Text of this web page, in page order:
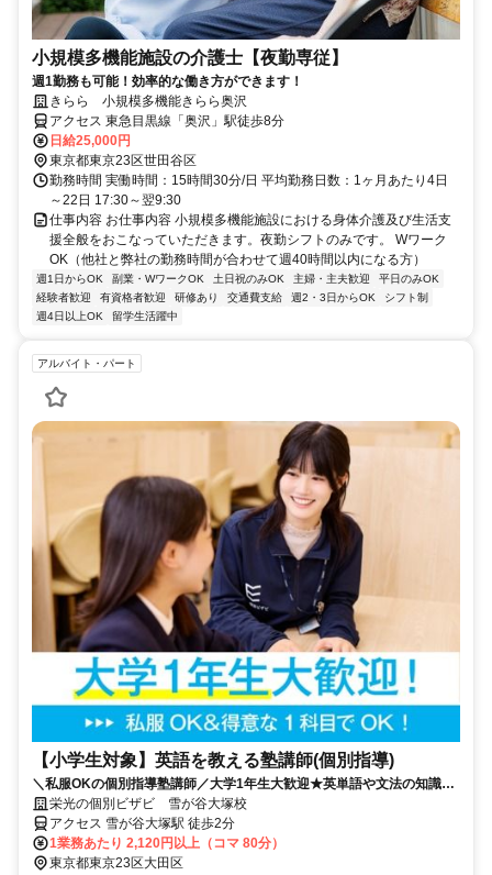
小規模多機能施設の介護士【夜勤専従】
週1勤務も可能！効率的な働き方ができます！
きらら 小規模多機能きらら奥沢
アクセス 東急目黒線「奥沢」駅徒歩8分
日給25,000円
東京都東京23区世田谷区
勤務時間 実働時間：15時間30分/日 平均勤務日数：1ヶ月あたり4日
～22日 17:30～翌9:30
仕事内容 お仕事内容 小規模多機能施設における身体介護及び生活支
援全般をおこなっていただきます。夜勤シフトのみです。 Wワーク
OK（他社と弊社の勤務時間が合わせて週40時間以内になる方）
週1日からOK 副業・WワークOK 土日祝のみOK 主婦・主夫歓迎
平日のみOK
経験者歓迎
有資格者歓迎 研修あり 交通費支給 週2・3日からOK
シフト制
週4日以上OK
留学生活躍中
アルバイト・パート
【小学生対象】英語を教える塾講師(個別指導)
＼私服OKの個別指導塾講師／大学1年生大歓迎★英単語や文法の知識を
活かそう♪教えることが好きな方歓迎！
栄光の個別ビザビ 雪が谷大塚校
アクセス 雪が谷大塚駅 徒歩2分
1業務あたり 2,120円以上（コマ 80分）
東京都東京23区大田区